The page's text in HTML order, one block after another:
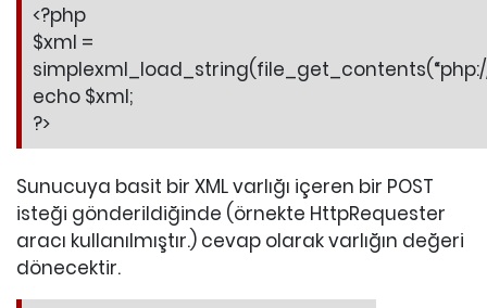
<?php
$xml =
echo $xml;
?>
Sunucuya basit bir XML varlığı içeren bir POST
isteği gönderildiğinde (örnekte HttpRequester
aracı kullanılmıştır.) cevap olarak varlığın değeri
dönecektir.